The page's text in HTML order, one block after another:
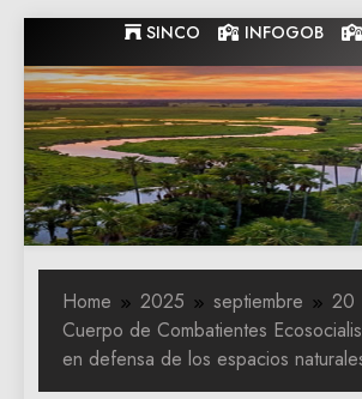
to
content
SINCO INFOGOB
de
Home 2025 septiembre
20
Cuerpo de Combatientes
en defensa de los espacios